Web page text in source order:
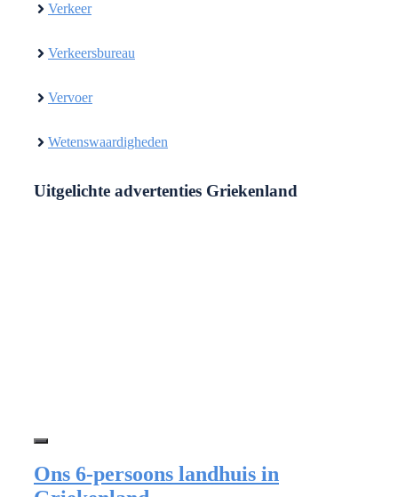
Verkeer
Verkeersbureau
Vervoer
Wetenswaardigheden
Uitgelichte advertenties Griekenland
Ons 6-persoons landhuis in